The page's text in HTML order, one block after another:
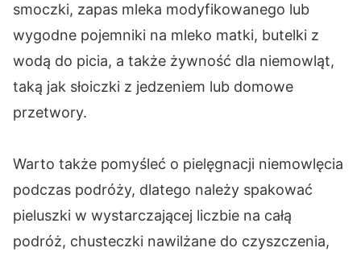
smoczki, zapas mleka modyfikowanego lub
wygodne pojemniki na mleko matki, butelki z
wodą do picia, a także żywność dla niemowląt,
taką jak słoiczki z jedzeniem lub domowe
przetwory.
Warto także pomyśleć o pielęgnacji niemowlęcia
podczas podróży, dlatego należy spakować
pieluszki w wystarczającej liczbie na całą
podróż, chusteczki nawilżane do czyszczenia,